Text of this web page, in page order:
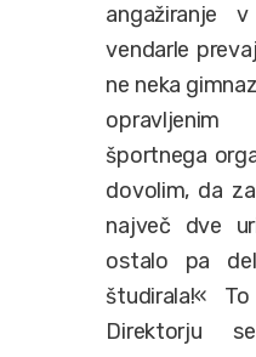
vendarle
ne neka
športnega
dovolim, da
največ dve
ostalo pa
študirala!«
Direktorju